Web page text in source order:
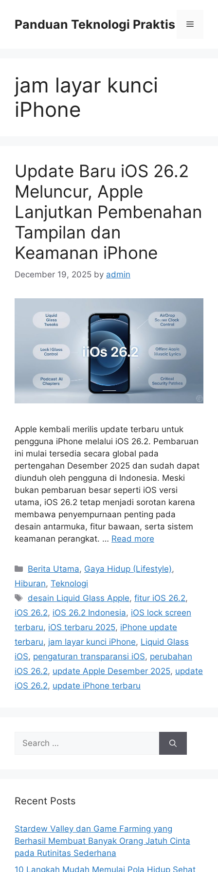
contentPanduan Teknologi Praktis Menu
jam layar kunci
iPhone
Update Baru iOS 26.2
Meluncur, Apple
Lanjutkan Pembenahan
Tampilan dan
Keamanan iPhone
December 19, 2025 by admin
Apple kembali merilis update terbaru untuk
pengguna iPhone melalui iOS 26.2. Pembaruan
ini mulai tersedia secara global pada
pertengahan Desember 2025 dan sudah dapat
diunduh oleh pengguna di Indonesia. Meski
bukan pembaruan besar seperti iOS versi
utama, iOS 26.2 tetap menjadi sorotan karena
membawa penyempurnaan penting pada
desain antarmuka, fitur bawaan, serta sistem
keamanan perangkat. … Read more
Categories
Berita Utama, Gaya Hidup (Lifestyle),
Hiburan, Teknologi
Tags
desain Liquid Glass Apple,fitur iOS 26.2,
iOS 26.2, iOS 26.2 Indonesia, iOS lock screen
terbaru, iOS terbaru 2025, iPhone update
terbaru, jam layar kunci iPhone, Liquid Glass
iOS, pengaturan transparansi iOS, perubahan
iOS 26.2, update Apple Desember 2025, update
iOS 26.2, update iPhone terbaru
Search
for:
Recent Posts
Stardew Valley dan Game Farming yang
Berhasil Membuat Banyak Orang Jatuh Cinta
pada Rutinitas Sederhana
10 Langkah Mudah Memulai Pola Hidup Sehat